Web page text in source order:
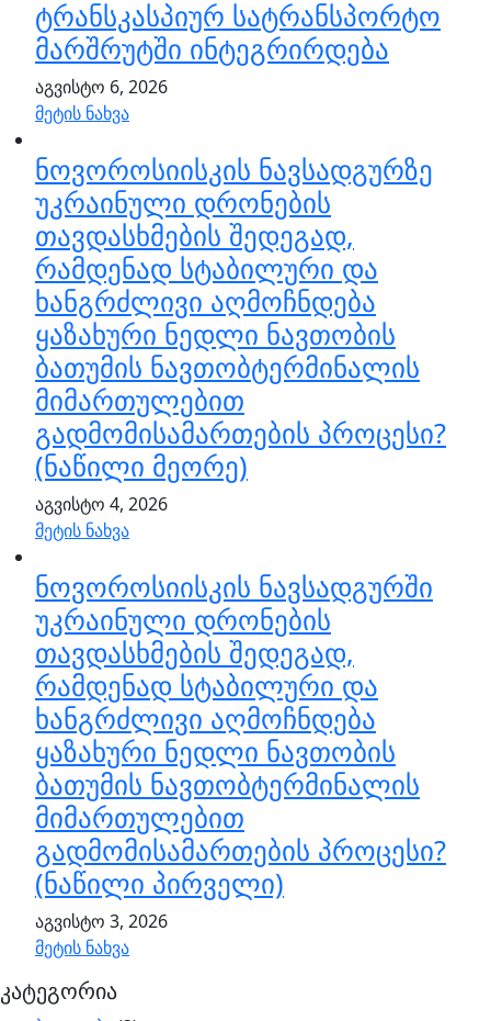
ტრანსკასპიურ სატრანსპორტო
მარშრუტში ინტეგრირდება
აგვისტო 6, 2026
მეტის ნახვა
ნოვოროსიისკის ნავსადგურზე
უკრაინული დრონების
თავდასხმების შედეგად,
რამდენად სტაბილური და
ხანგრძლივი აღმოჩნდება
ყაზახური ნედლი ნავთობის
ბათუმის ნავთობტერმინალის
მიმართულებით
გადმომისამართების პროცესი?
(ნაწილი მეორე)
აგვისტო 4, 2026
მეტის ნახვა
ნოვოროსიისკის ნავსადგურში
უკრაინული დრონების
თავდასხმების შედეგად,
რამდენად სტაბილური და
ხანგრძლივი აღმოჩნდება
ყაზახური ნედლი ნავთობის
ბათუმის ნავთობტერმინალის
მიმართულებით
გადმომისამართების პროცესი?
(ნაწილი პირველი)
აგვისტო 3, 2026
მეტის ნახვა
კატეგორია